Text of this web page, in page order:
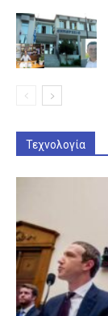
Τεχνολογία